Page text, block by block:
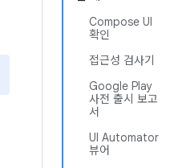
Compose UI
확인
접근성 검사기
Google Play
사전 출시 보고
서
UI Automator
뷰어